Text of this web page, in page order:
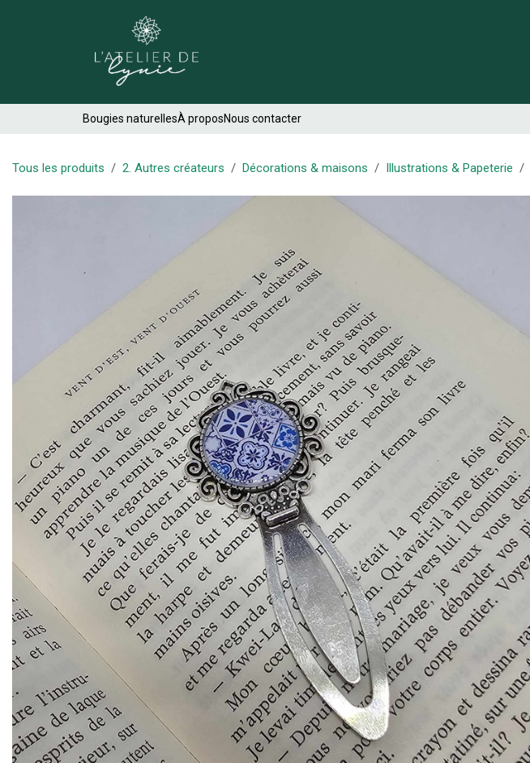
Bougies naturellesÀ proposNous contacter
Tous les produits 2. Autres créateurs Décorations & maisons Illustrations & Papeterie